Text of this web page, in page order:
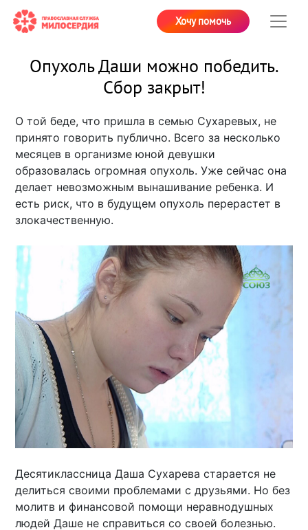
Хочу помочь
Опухоль Даши можно победить.
Сбор закрыт!
О той беде, что пришла в семью Сухаревых, не
принято говорить публично. Всего за несколько
месяцев в организме юной девушки
образовалась огромная опухоль. Уже сейчас она
делает невозможным вынашивание ребенка. И
есть риск, что в будущем опухоль перерастет в
злокачественную.
Десятиклассница Даша Сухарева старается не
делиться своими проблемами с друзьями. Но без
молитв и финансовой помощи неравнодушных
людей Даше не справиться со своей болезнью.